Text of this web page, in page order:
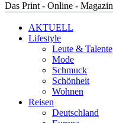
Das Print - Online - Magazin
AKTUELL
Lifestyle
Leute & Talente
Mode
Schmuck
Schönheit
Wohnen
Reisen
Deutschland